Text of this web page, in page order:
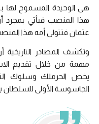
هي الوحيدة المسموح لها
هذا المنصب فيأتي
عثمان فتتولى أمه هذا
وتكشف المصادر
مهمة من خلال تقديم
يخص الحرملك وسلوك
الجاسوسة الأولى للسلطان